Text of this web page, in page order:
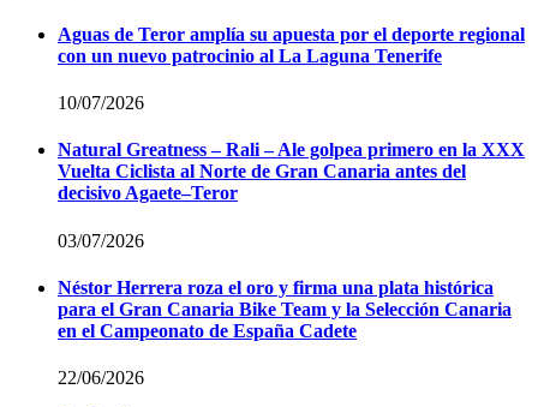
Aguas de Teror amplía su apuesta por el deporte regional
con un nuevo patrocinio al La Laguna Tenerife
10/07/2026
Natural Greatness – Rali – Ale golpea primero en la XXX
Vuelta Ciclista al Norte de Gran Canaria antes del
decisivo Agaete–Teror
03/07/2026
Néstor Herrera roza el oro y firma una plata histórica
para el Gran Canaria Bike Team y la Selección Canaria
en el Campeonato de España Cadete
22/06/2026